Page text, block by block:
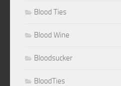
Blood Ties
Blood Wine
Bloodsucker
BloodTies